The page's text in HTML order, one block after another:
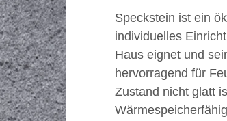
Speckstein ist ein
individuelles
Haus eignet und
hervorragend für
Zustand nicht glatt